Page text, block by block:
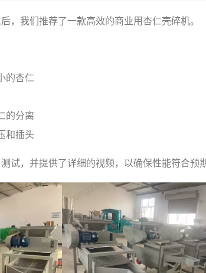
，我们推荐了一款高效的商业用杏仁壳碎机。
的杏仁
的分离
和插头
试，并提供了详细的视频，以确保性能符合预